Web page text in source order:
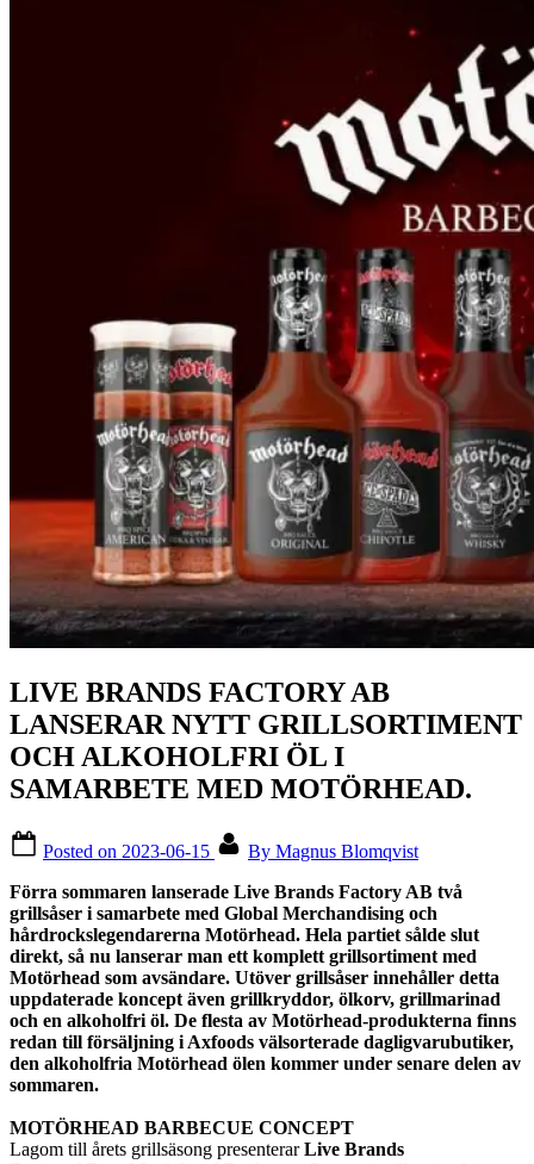
LIVE BRANDS FACTORY AB
LANSERAR NYTT GRILLSORTIMENT
OCH ALKOHOLFRI ÖL I
SAMARBETE MED MOTÖRHEAD.
Posted on 2023-06-15 By Magnus Blomqvist
Förra sommaren lanserade Live Brands Factory AB två
grillsåser i samarbete med Global Merchandising och
hårdrockslegendarerna Motörhead. Hela partiet sålde slut
direkt, så nu lanserar man ett komplett grillsortiment med
Motörhead som avsändare. Utöver grillsåser innehåller detta
uppdaterade koncept även grillkryddor, ölkorv, grillmarinad
och en alkoholfri öl. De flesta av Motörhead-produkterna finns
redan till försäljning i Axfoods välsorterade dagligvarubutiker,
den alkoholfria Motörhead ölen kommer under senare delen av
sommaren.
MOTÖRHEAD BARBECUE CONCEPT
Lagom till årets grillsäsong presenterarLive Brands